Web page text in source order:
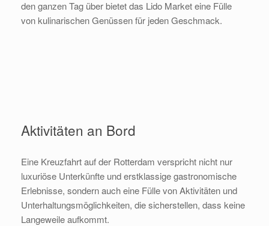
den ganzen Tag über bietet das Lido Market eine Fülle
von kulinarischen Genüssen für jeden Geschmack.
Aktivitäten an Bord
Eine Kreuzfahrt auf der Rotterdam verspricht nicht nur
luxuriöse Unterkünfte und erstklassige gastronomische
Erlebnisse, sondern auch eine Fülle von Aktivitäten und
Unterhaltungsmöglichkeiten, die sicherstellen, dass keine
Langeweile aufkommt.